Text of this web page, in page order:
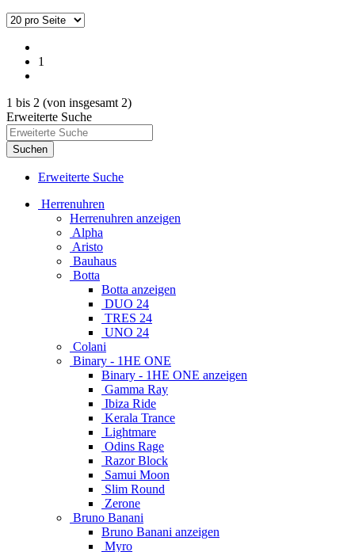
1
1 bis 2 (von insgesamt 2)
Erweiterte Suche
Suchen
Erweiterte Suche
Herrenuhren
Herrenuhren anzeigen
Alpha
Aristo
Bauhaus
Botta
Botta anzeigen
DUO 24
TRES 24
UNO 24
Colani
Binary - 1HE ONE
Binary - 1HE ONE anzeigen
Gamma Ray
Ibiza Ride
Kerala Trance
Lightmare
Odins Rage
Razor Block
Samui Moon
Slim Round
Zerone
Bruno Banani
Bruno Banani anzeigen
Myro